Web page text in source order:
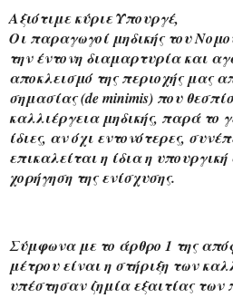
Αξιότιμε κύριε Υπουργέ,
Οι παραγωγοί μηδικής του
την έντονη διαμαρτυρία και
αποκλεισμό της περιοχής μας
σημασίας (de minimis) που
καλλιέργεια μηδικής, παρά το
ίδιες, αν όχι εντονότερες,
επικαλείται η ίδια η
χορήγηση της ενίσχυσης.
Σύμφωνα με το άρθρο 1 της
μέτρου είναι η στήριξη των
υπέστησαν ζημία εξαιτίας των